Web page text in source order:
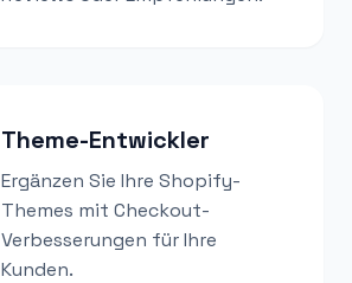
Theme-Entwickler
Ergänzen Sie Ihre Shopify-
Themes mit Checkout-
Verbesserungen für Ihre
Kunden.